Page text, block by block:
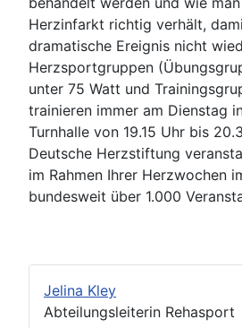
Jelina Kley
Abteilungsleiterin Rehasport
Herzinfarkt richtig verhält,
dramatische Ereignis nicht
Herzsportgruppen
unter 75 Watt und
trainieren immer am Dienstag
Turnhalle von 19.15 Uhr bis
Deutsche Herzstiftung
im Rahmen Ihrer Herzwochen
bundesweit über 1.000